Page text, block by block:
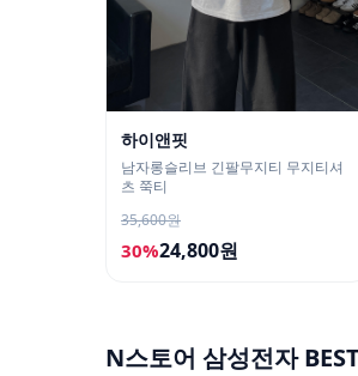
하이앤핏
남자롱슬리브 긴팔무지티 무지티셔
츠 쭉티
35,600원
30%24,800원
N스토어 삼성전자